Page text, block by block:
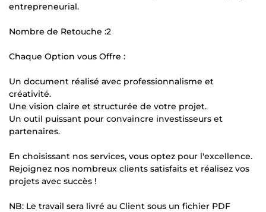
entrepreneurial.
Nombre de Retouche :2
Chaque Option vous Offre :
Un document réalisé avec professionnalisme et
créativité.
Une vision claire et structurée de votre projet.
Un outil puissant pour convaincre investisseurs et
partenaires.
En choisissant nos services, vous optez pour l'excellence.
Rejoignez nos nombreux clients satisfaits et réalisez vos
projets avec succès !
NB: Le travail sera livré au Client sous un fichier PDF